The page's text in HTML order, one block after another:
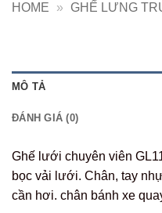
HOME » GHẾ LƯNG
MÔ TẢ
ĐÁNH GIÁ (0)
Ghế lưới chuyên viên
bọc vải lưới. Chân, tay
cần hơi. chân bánh xe